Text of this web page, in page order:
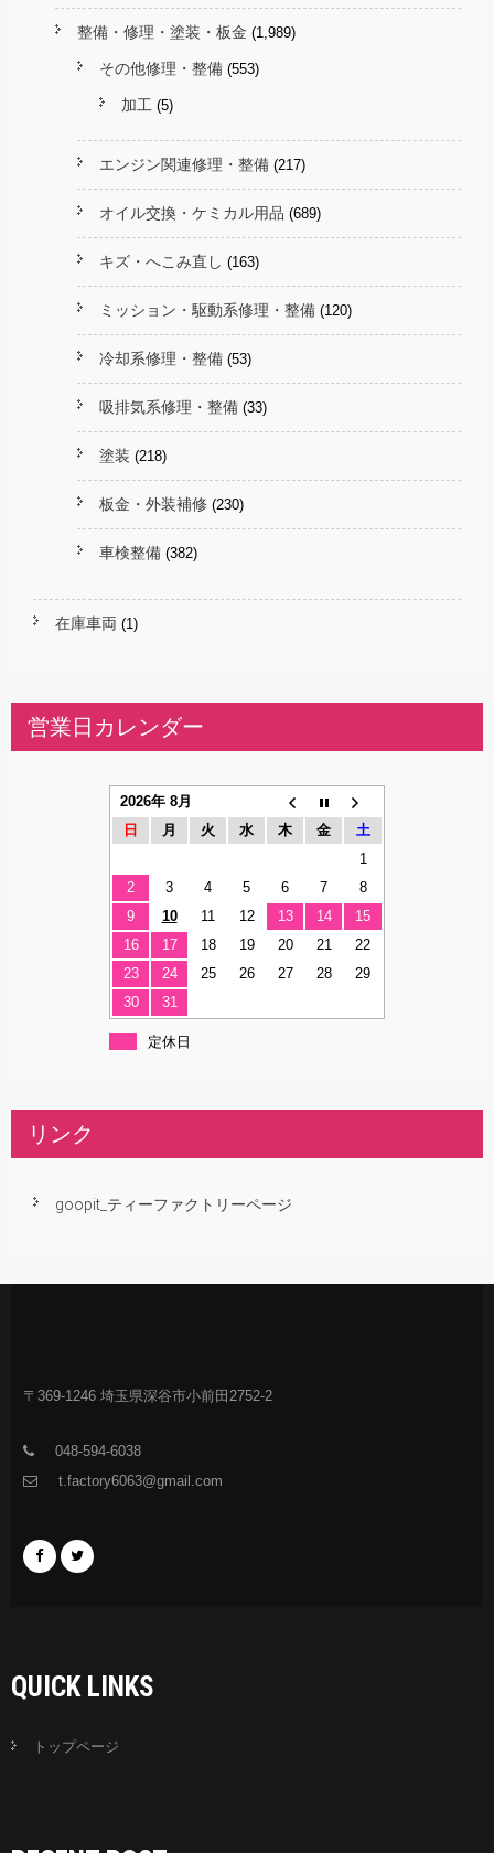
整備・修理・塗装・板金 (1,989)
その他修理・整備 (553)
加工 (5)
エンジン関連修理・整備 (217)
オイル交換・ケミカル用品 (689)
キズ・へこみ直し (163)
ミッション・駆動系修理・整備 (120)
冷却系修理・整備 (53)
吸排気系修理・整備 (33)
塗装 (218)
板金・外装補修 (230)
車検整備 (382)
在庫車両 (1)
営業日カレンダー
2026年 8月
日
月 火 水 木 金
土
1
2
3 4 5 6 7
8
9
10 11 12 13 14
15
16
17 18 19 20 21
22
23
24 25 26 27 28
29
30
31
定休日
リンク
goopit_ティーファクトリーページ
〒369-1246 埼玉県深谷市小前田2752-2
048-594-6038
t.factory6063@gmail.com
QUICK LINKS
トップページ